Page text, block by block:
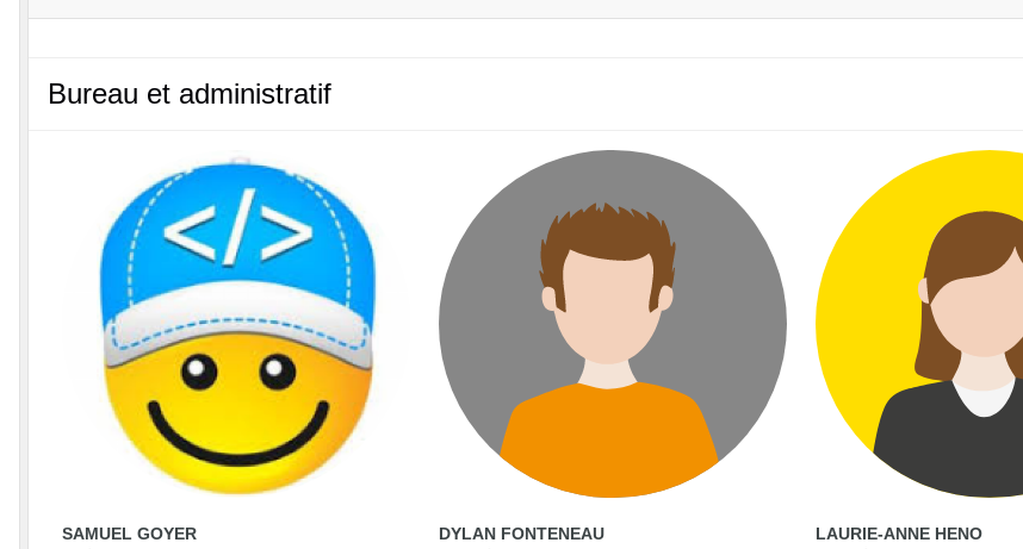
Bureau et administratif
SAMUEL GOYER DYLAN FONTENEAU LAURIE-ANNE HENO